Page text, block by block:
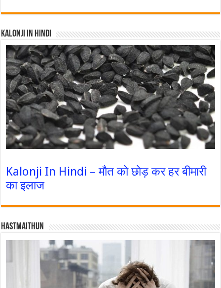
Kalonji In Hindi
Kalonji In Hindi – मौत को छोड़ कर हर बीमारी
का इलाज
Hastmaithun